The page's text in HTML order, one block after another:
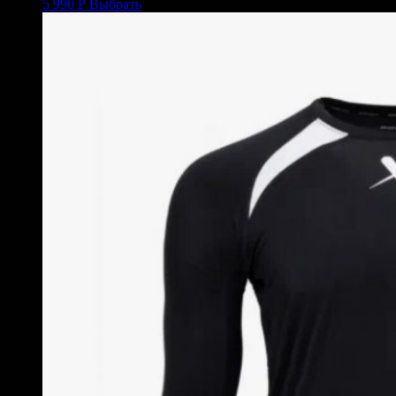
5 990 Р Выбрать